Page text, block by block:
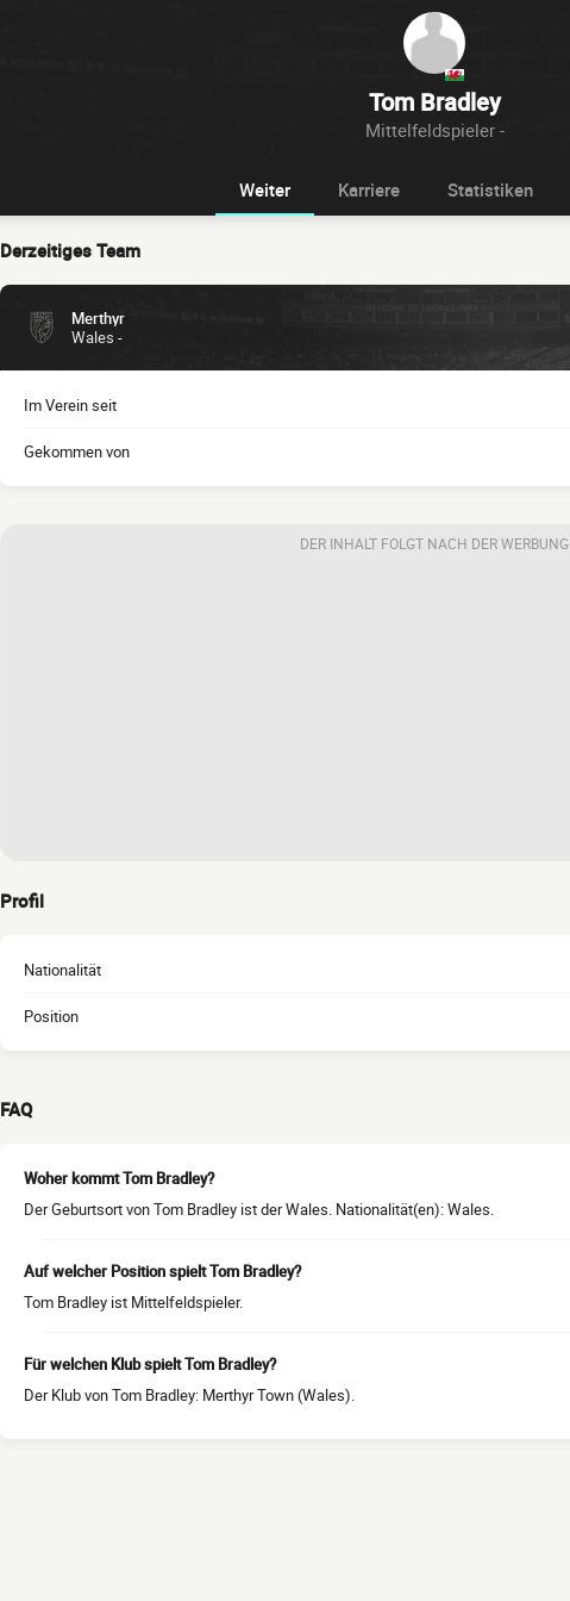
Tom Bradley
Mittelfeldspieler -
Weiter Karriere Statistiken
Derzeitiges Team
Merthyr
Wales -
Im Verein seit
Gekommen von
DER INHALT FOLGT NACH DER WERBUNG
Profil
Nationalität
Position
FAQ
Woher kommt Tom Bradley?
Der Geburtsort von Tom Bradley ist der Wales. Nationalität(en): Wales.
Auf welcher Position spielt Tom Bradley?
Tom Bradley ist Mittelfeldspieler.
Für welchen Klub spielt Tom Bradley?
Der Klub von Tom Bradley: Merthyr Town (Wales).